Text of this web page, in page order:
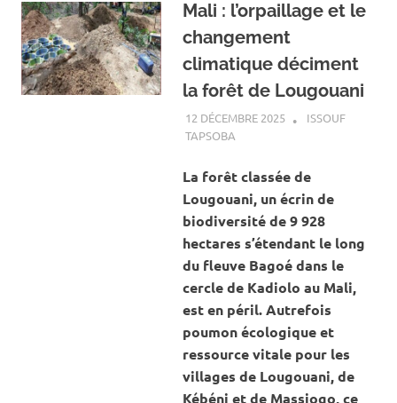
Mali : l’orpaillage et le
changement
climatique déciment
la forêt de Lougouani
12 DÉCEMBRE 2025
ISSOUF
TAPSOBA
La forêt classée de
Lougouani, un écrin de
biodiversité de 9 928
hectares s’étendant le long
du fleuve Bagoé dans le
cercle de Kadiolo au Mali,
est en péril. Autrefois
poumon écologique et
ressource vitale pour les
villages de Lougouani, de
Kébéni et de Massiogo, ce